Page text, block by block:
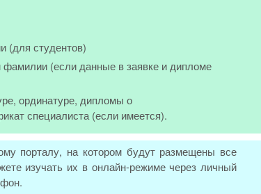
(для студентов)
(если данные в заявке и дипломе
ординатуре, дипломы о
специалиста (если имеется).
порталу, на котором будут размещены все
изучать их в онлайн-режиме через личный